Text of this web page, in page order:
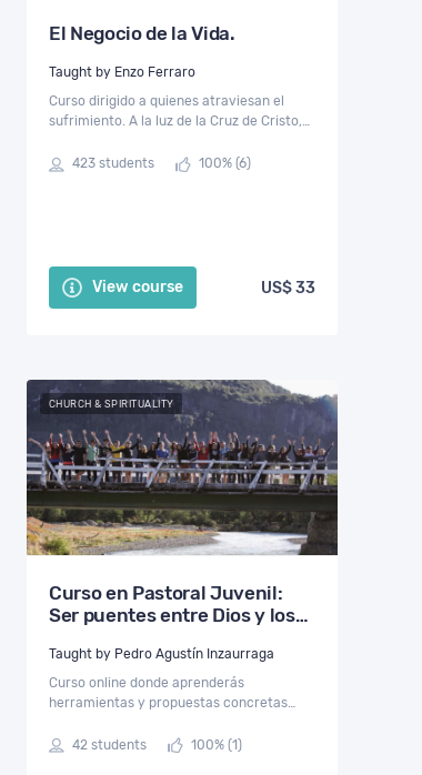
El Negocio de la Vida.
Taught by Enzo Ferraro
Curso dirigido a quienes atraviesan el
sufrimiento. A la luz de la Cruz de Cristo,
interior, acogiendo la Sabiduría como don
423 students 100% (6)
View course US$ 33
CHURCH & SPIRITUALITY
Curso en Pastoral Juvenil:
Ser puentes entre Dios y los
Taught by Pedro Agustín Inzaurraga
Curso online donde aprenderás
herramientas y propuestas concretas
integrar la relación con Dios, con los
42 students 100% (1)